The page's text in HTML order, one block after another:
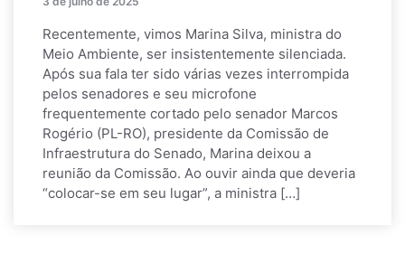
Recentemente, vimos Marina Silva, ministra do
Meio Ambiente, ser insistentemente silenciada.
Após sua fala ter sido várias vezes interrompida
pelos senadores e seu microfone
frequentemente cortado pelo senador Marcos
Rogério (PL-RO), presidente da Comissão de
Infraestrutura do Senado, Marina deixou a
reunião da Comissão. Ao ouvir ainda que deveria
“colocar-se em seu lugar”, a ministra […]